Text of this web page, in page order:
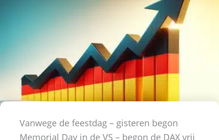
Vanwege de feestdag – gisteren begon
Memorial Day in de VS – begon de DAX vrij